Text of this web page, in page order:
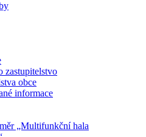
zastupitelstvo
obce
informace
„Multifunkční hala